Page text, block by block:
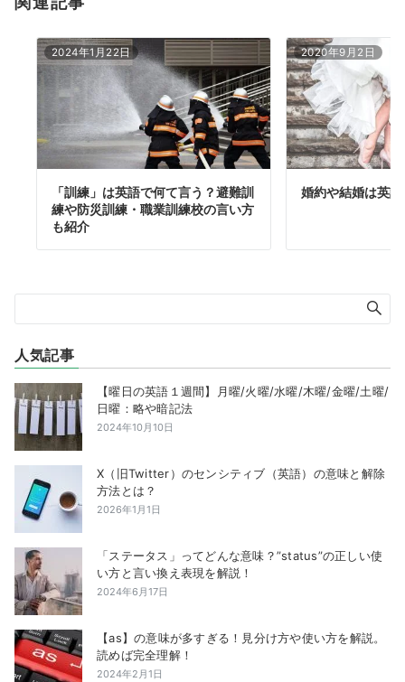
2024年1月22日
「訓練」は英語で何て言う？避難訓
練や防災訓練・職業訓練校の言い方
も紹介
2020年9月2日
婚約や結婚は英
人気記事
【曜日の英語１週間】月曜/火曜/水曜/木曜/金曜/土曜/
日曜：略や暗記法
2024年10月10日
X（旧Twitter）のセンシティブ（英語）の意味と解除
方法とは？
2026年1月1日
「ステータス」ってどんな意味？”status”の正しい使
い方と言い換え表現を解説！
2024年6月17日
【as】の意味が多すぎる！見分け方や使い方を解説。
読めば完全理解！
2024年2月1日